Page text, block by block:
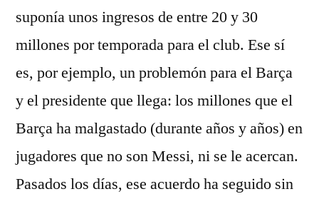
suponía unos ingresos de entre 20 y 30
millones por temporada para el club. Ese sí
es, por ejemplo, un problemón para el Barça
y el presidente que llega: los millones que el
Barça ha malgastado (durante años y años) en
jugadores que no son Messi, ni se le acercan.
Pasados los días, ese acuerdo ha seguido sin